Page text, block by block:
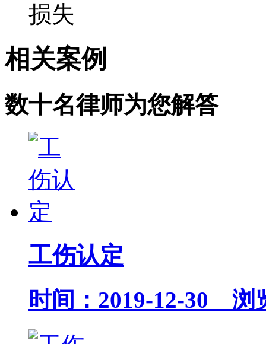
损失
相关案例
数十名律师为您解答
工伤认定
时间：2019-12-30 浏